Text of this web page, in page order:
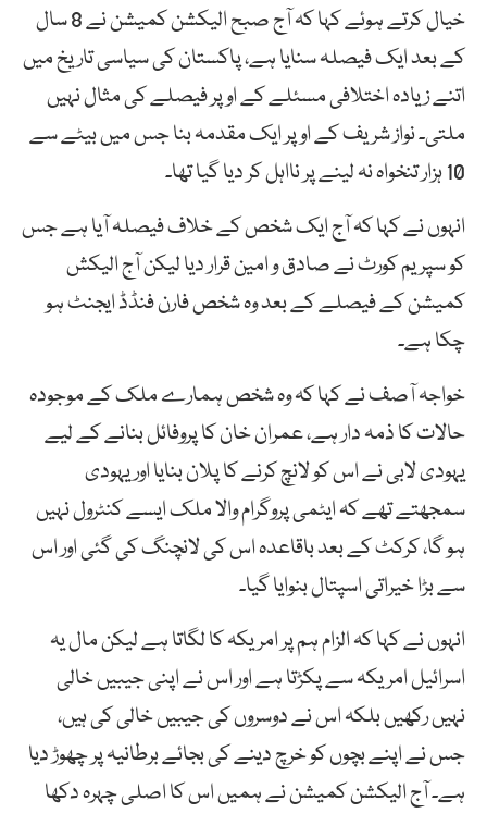
خیال کرتے ہوئے کہا کہ آج صبح الیکشن کمیشن نے 8 سال
کے بعد ایک فیصلہ سنایا ہے، پاکستان کی سیاسی تاریخ میں
اتنے زیادہ اختلافی مسئلے کے اوپر فیصلے کی مثال نہیں
ملتی۔ نواز شریف کے اوپر ایک مقدمہ بنا جس میں بیٹے سے
10 ہزار تنخواہ نہ لینے پر نااہل کر دیا گیا تھا۔
انہوں نے کہا کہ آج ایک شخص کے خلاف فیصلہ آیا ہے جس
کو سپریم کورٹ نے صادق و امین قرار دیا لیکن آج الیکش
کمیشن کے فیصلے کے بعد وہ شخص فارن فنڈڈ ایجنٹ ہو
چکا ہے۔
خواجہ آصف نے کہا کہ وہ شخص ہمارے ملک کے موجودہ
حالات کا ذمہ دار ہے، عمران خان کا پروفائل بنانے کے لیے
یہودی لابی نے اس کو لانچ کرنے کا پلان بنایا اور یہودی
سمجھتے تھے کہ ایٹمی پروگرام والا ملک ایسے کنٹرول نہیں
ہو گا، کرکٹ کے بعد باقاعدہ اس کی لانچنگ کی گئی اور اس
سے بڑا خیراتی اسپتال بنوایا گیا۔
انہوں نے کہا کہ الزام ہم پر امریکہ کا لگاتا ہے لیکن مال یہ
اسرائیل امریکہ سے پکڑتا ہے اور اس نے اپنی جیبیں خالی
نہیں رکھیں بلکہ اس نے دوسروں کی جیبیں خالی کی ہیں،
جس نے اپنے بچوں کو خرچ دینے کی بجائے برطانیہ پر چھوڑ دیا
ہے۔ آج الیکشن کمیشن نے ہمیں اس کا اصلی چہرہ دکھا